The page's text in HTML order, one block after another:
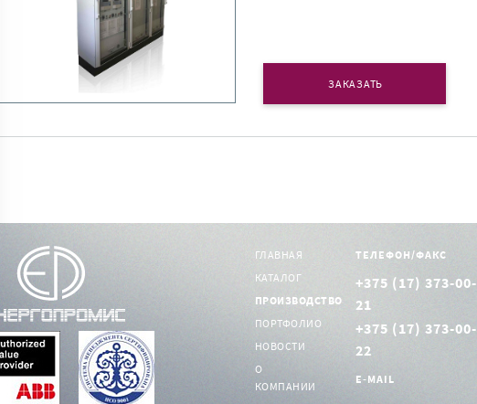
ЗАКАЗАТЬ
ГЛАВНАЯ
КАТАЛОГ
ПРОИЗВОДСТВО
ПОРТФОЛИО
НОВОСТИ
О
КОМПАНИИ
ТЕЛЕФОН/ФАКС
+375 (17) 373-00-
21
+375 (17) 373-00-
22
E-MAIL